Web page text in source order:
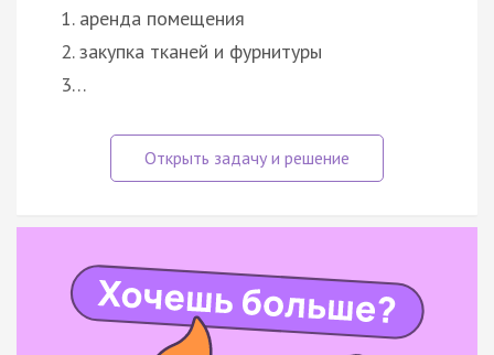
1. аренда помещения
2. закупка тканей и фурнитуры
3…